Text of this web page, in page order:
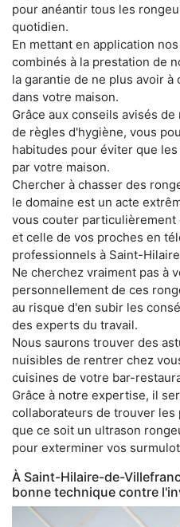
pour anéantir tous les
quotidien.
En mettant en application
combinés à la prestation de
la garantie de ne plus avoir
dans votre maison.
Grâce aux conseils avisés
de règles d'hygiène, vous
habitudes pour éviter que
par votre maison.
Chercher à chasser des
le domaine est un acte
vous couter particulièrement
et celle de vos proches en
professionnels à Saint-
Ne cherchez vraiment pas à
personnellement de ces
au risque d'en subir les
des experts du travail.
Nous saurons trouver des
nuisibles de rentrer chez
cuisines de votre bar-
Grâce à notre expertise, il
collaborateurs de trouver
que ce soit un ultrason
pour exterminer vos
À Saint-Hilaire-de-
bonne technique contre